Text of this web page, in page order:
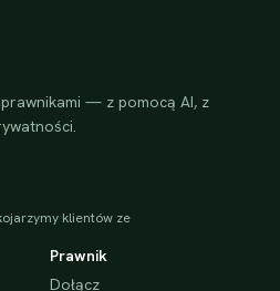
— z pomocą AI, z
klientów ze
Prawnik
Dołącz